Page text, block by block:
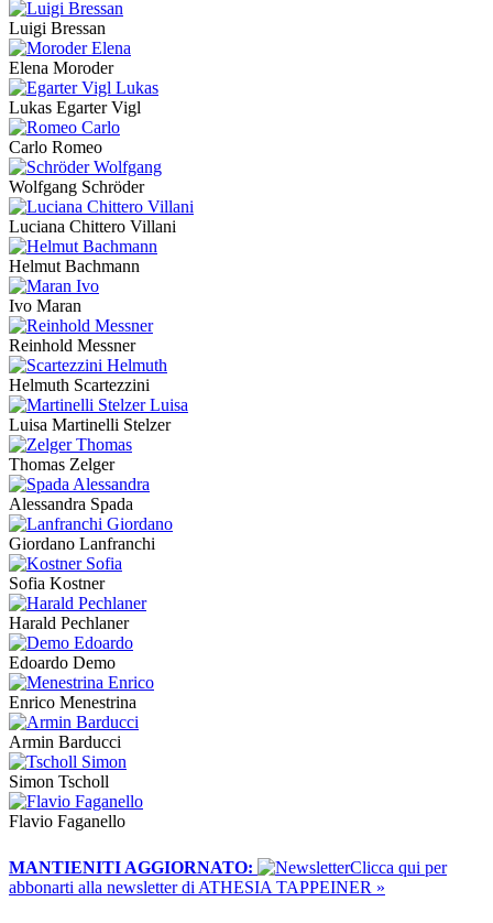
Luigi Bressan
Elena Moroder
Lukas Egarter Vigl
Carlo Romeo
Wolfgang Schröder
Luciana Chittero Villani
Helmut Bachmann
Ivo Maran
Reinhold Messner
Helmuth Scartezzini
Luisa Martinelli Stelzer
Thomas Zelger
Alessandra Spada
Giordano Lanfranchi
Sofia Kostner
Harald Pechlaner
Edoardo Demo
Enrico Menestrina
Armin Barducci
Simon Tscholl
Flavio Faganello
MANTIENITI AGGIORNATO:
​Clicca qui per
abbonarti alla newsletter di ATHESIA TAPPEINER »